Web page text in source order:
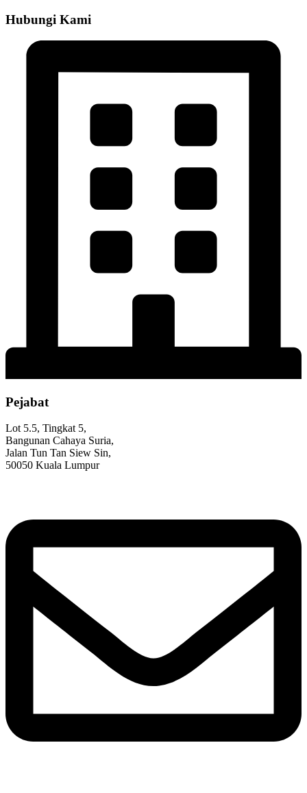
Hubungi Kami
Pejabat
Lot 5.5, Tingkat 5,
Bangunan Cahaya Suria,
Jalan Tun Tan Siew Sin,
50050 Kuala Lumpur